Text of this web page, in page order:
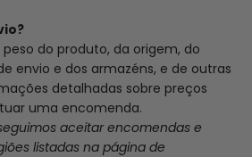
do produto, da origem, do
envio e dos armazéns, e de outras
detalhadas sobre preços
uma encomenda.
aceitar encomendas e
listadas na página de